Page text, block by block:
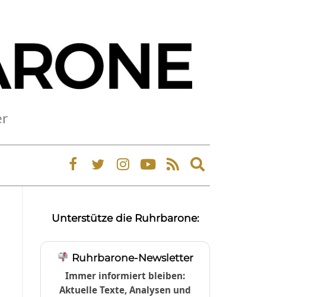
Expand
search
Unterstütze die Ruhrbarone:
Ruhrbarone-Newsletter
Immer informiert bleiben:
Aktuelle Texte, Analysen und